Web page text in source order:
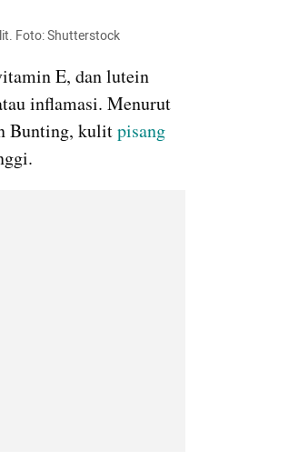
Foto: Shutterstock
E, dan lutein
inflamasi. Menurut
Bunting, kulit pisang